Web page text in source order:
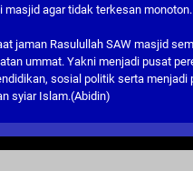
masjid agar tidak terkesan monoton.
jaman Rasulullah SAW masjid
ummat. Yakni menjadi pusat
sosial politik serta menjadi
syiar Islam.(Abidin)